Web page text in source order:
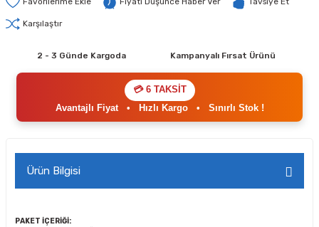
Karşılaştır
2 - 3 Günde Kargoda Kampanyalı Fırsat Ürünü
💳 6 TAKSİT
Avantajlı Fiyat• Hızlı Kargo• Sınırlı Stok !
Ürün Bilgisi
PAKET İÇERİĞİ: